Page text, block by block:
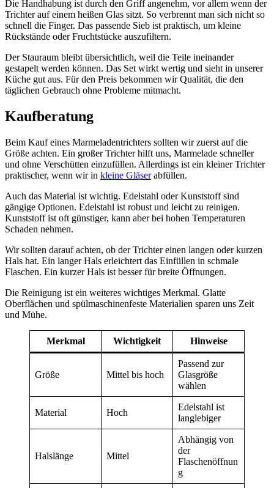
Die Handhabung ist durch den Griff angenehm, vor allem wenn der
Trichter auf einem heißen Glas sitzt. So verbrennt man sich nicht so
schnell die Finger. Das passende Sieb ist praktisch, um kleine
Rückstände oder Fruchtstücke auszufiltern.
Der Stauraum bleibt übersichtlich, weil die Teile ineinander
gestapelt werden können. Das Set wirkt wertig und sieht in unserer
Küche gut aus. Für den Preis bekommen wir Qualität, die den
täglichen Gebrauch ohne Probleme mitmacht.
Kaufberatung
Beim Kauf eines Marmeladentrichters sollten wir zuerst auf die
Größe achten. Ein großer Trichter hilft uns, Marmelade schneller
und ohne Verschütten einzufüllen. Allerdings ist ein kleiner Trichter
praktischer, wenn wir in kleine Gläserabfüllen.
Auch das Material ist wichtig. Edelstahl oder Kunststoff sind
gängige Optionen. Edelstahl ist robust und leicht zu reinigen.
Kunststoff ist oft günstiger, kann aber bei hohen Temperaturen
Schaden nehmen.
Wir sollten darauf achten, ob der Trichter einen langen oder kurzen
Hals hat. Ein langer Hals erleichtert das Einfüllen in schmale
Flaschen. Ein kurzer Hals ist besser für breite Öffnungen.
Die Reinigung ist ein weiteres wichtiges Merkmal. Glatte
Oberflächen und spülmaschinenfeste Materialien sparen uns Zeit
und Mühe.
Merkmal Wichtigkeit Hinweise
Größe Mittel bis hoch
Passend zur
Glasgröße
wählen
Material Hoch
Edelstahl ist
langlebiger
Halslänge Mittel
Abhängig von
der
Flaschenöffnun
g